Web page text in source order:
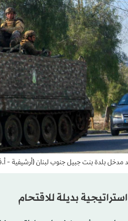
مدخل بلدة بنت جبيل جنوب لبنان (أرشيفية -
بديلة للاقتحام